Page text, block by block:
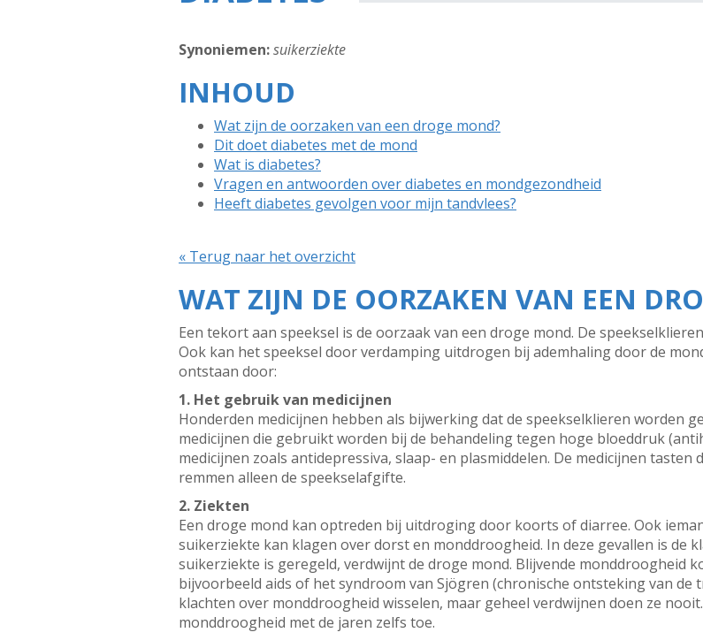
Synoniemen:suikerziekte
INHOUD
Wat zijn de oorzaken van een droge mond?
Dit doet diabetes met de mond
Wat is diabetes?
Vragen en antwoorden over diabetes en mondgezondheid
Heeft diabetes gevolgen voor mijn tandvlees?
« Terug naar het overzicht
WAT ZIJN DE OORZAKEN VAN EEN
Een tekort aan speeksel is de oorzaak van een droge mond. De
Ook kan het speeksel door verdamping uitdrogen bij ademhaling door de
ontstaan door:
1. Het gebruik van medicijnen
Honderden medicijnen hebben als bijwerking dat de speekselklieren worden
medicijnen die gebruikt worden bij de behandeling tegen hoge bloeddruk
medicijnen zoals antidepressiva, slaap- en plasmiddelen. De medicijnen
remmen alleen de speekselafgifte.
2. Ziekten
Een droge mond kan optreden bij uitdroging door koorts of diarree. Ook
suikerziekte kan klagen over dorst en monddroogheid. In deze gevallen is de
suikerziekte is geregeld, verdwijnt de droge mond. Blijvende monddroogheid
bijvoorbeeld aids of het syndroom van Sjögren (chronische ontsteking van de
klachten over monddroogheid wisselen, maar geheel verdwijnen doen ze
monddroogheid met de jaren zelfs toe.